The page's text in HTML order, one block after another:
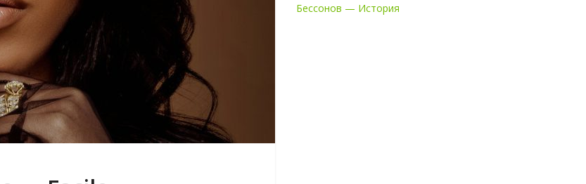
Бессонов — История